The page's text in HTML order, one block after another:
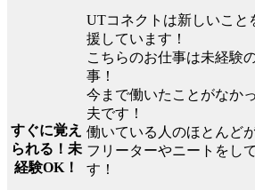
すぐに覚え
られる！未
経験OK！
UTコネクトは新しいこと
援しています！
こちらのお仕事は未経験
事！
今まで働いたことがなか
夫です！
働いている人のほとんど
フリーターやニートをし
す！